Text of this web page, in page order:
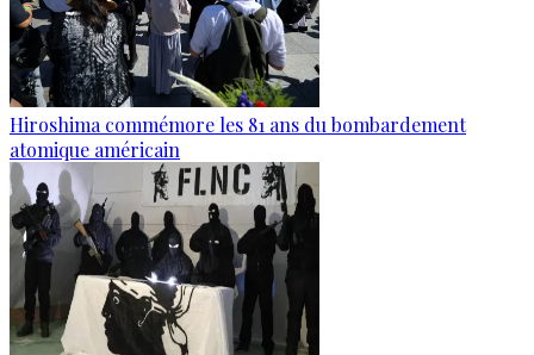
Hiroshima commémore les 81 ans du bombardement
atomique américain